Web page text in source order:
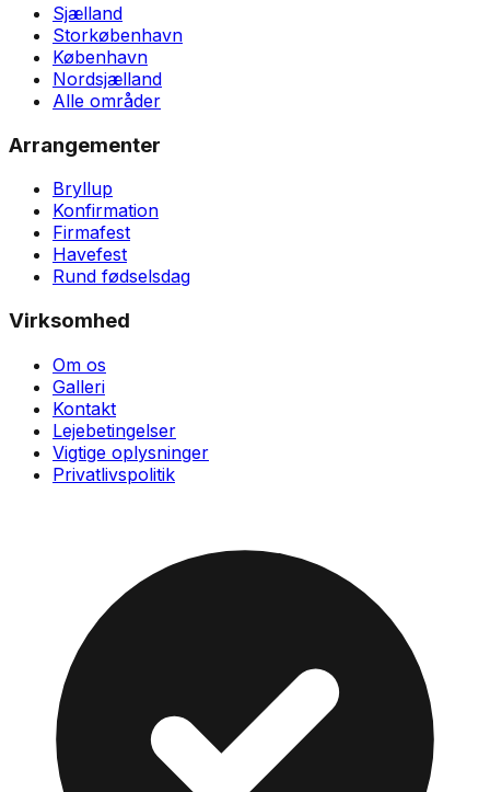
Sjælland
Storkøbenhavn
København
Nordsjælland
Alle områder
Arrangementer
Bryllup
Konfirmation
Firmafest
Havefest
Rund fødselsdag
Virksomhed
Om os
Galleri
Kontakt
Lejebetingelser
Vigtige oplysninger
Privatlivspolitik